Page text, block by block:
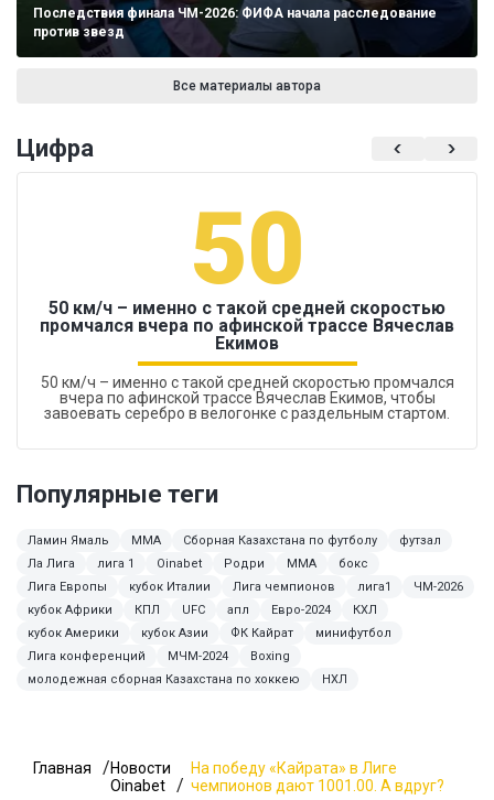
Последствия финала ЧМ-2026: ФИФА начала расследование
против звезд
Все материалы автора
Цифра
50
50 км/ч – именно с такой средней скоростью
промчался вчера по афинской трассе Вячеслав
Екимов
50 км/ч – именно с такой средней скоростью промчался
вчера по афинской трассе Вячеслав Екимов, чтобы
завоевать серебро в велогонке с раздельным стартом.
Популярные теги
Ламин Ямаль ММА Сборная Казахстана по футболу
футзал
Ла Лига
лига 1 Oinabet Родри MMA
бокс
Лига Европы
кубок Италии Лига чемпионов лига1
ЧМ-2026
кубок Африки
КПЛ UFC апл Евро-2024
КХЛ
кубок Америки
кубок Азии ФК Кайрат
минифутбол
Лига конференций
МЧМ-2024
Boxing
молодежная сборная Казахстана по хоккею
НХЛ
Главная
Новости
Oinabet
На победу «Кайрата» в Лиге
чемпионов дают 1001.00. А вдруг?